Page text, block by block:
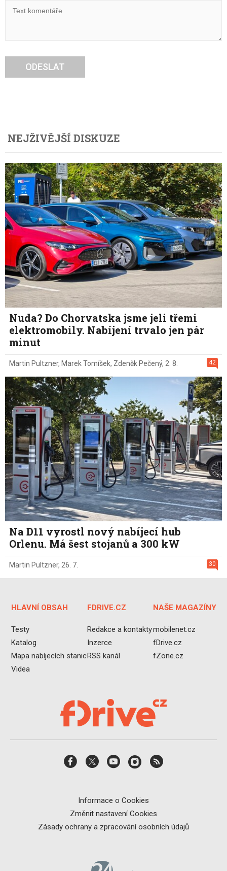
ODESLAT
NEJŽIVĚJŠÍ DISKUZE
Nuda? Do Chorvatska jsme jeli třemi
elektromobily. Nabíjení trvalo jen pár
minut
42
Martin Pultzner, Marek Tomíšek, Zdeněk Pečený, 2. 8.
Na D11 vyrostl nový nabíjecí hub
Orlenu. Má šest stojanů a 300 kW
30
Martin Pultzner, 26. 7.
HLAVNÍ OBSAH
Testy
Katalog
Mapa nabíjecích stanic
Videa
FDRIVE.CZ
Redakce a kontakty
Inzerce
RSS kanál
NAŠE MAGAZÍNY
mobilenet.cz
fDrive.cz
fZone.cz
Informace o Cookies
Změnit nastavení Cookies
Zásady ochrany a zpracování osobních údajů